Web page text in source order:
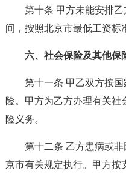
第十条 甲方未能安排
间，按照北京市最低工资标
六、社会保险及其他保
第十一条 甲乙双方按
险。甲方为乙方办理有关社
险义务。
第十二条 乙方患病或
京市有关规定执行。甲方按